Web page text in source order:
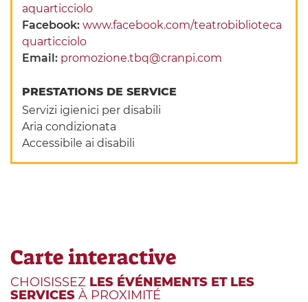
aquarticciolo
Facebook:www.facebook.com/teatrobiblioteca
quarticciolo
Email: promozione.tbq@cranpi.com
PRESTATIONS DE SERVICE
Servizi igienici per disabili
Aria condizionata
Accessibile ai disabili
Carte interactive
CHOISISSEZ LES ÉVÉNEMENTS ET LES
SERVICES À PROXIMITÉ